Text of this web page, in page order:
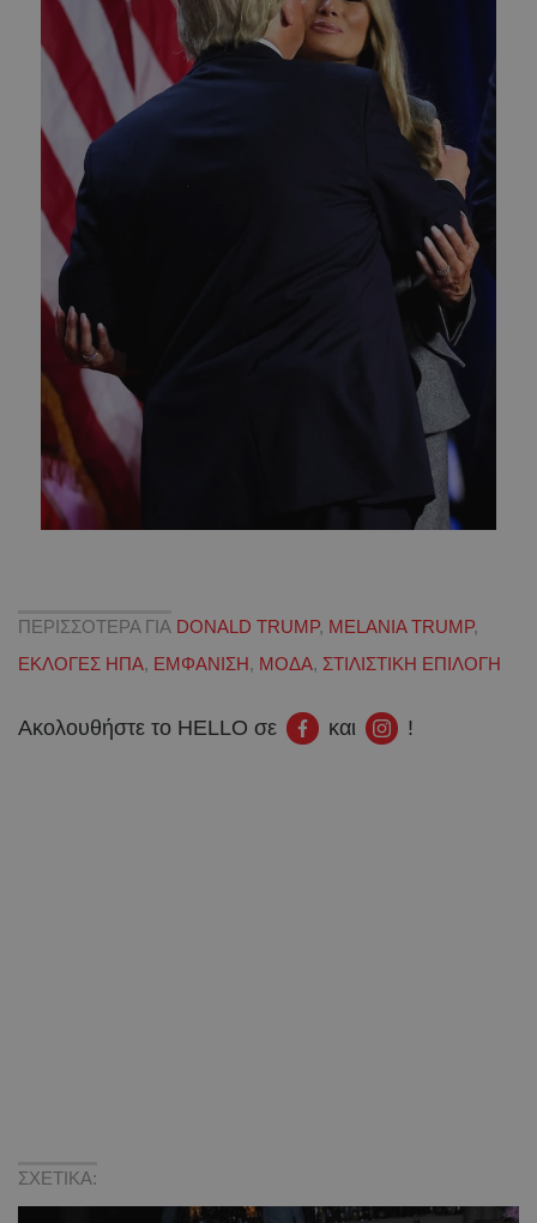
ΠΕΡΙΣΣΟΤΕΡΑ ΓΙΑ DONALD TRUMP, MELANIA TRUMP,
ΕΚΛΟΓΕΣ ΗΠΑ, ΕΜΦΑΝΙΣΗ, ΜΟΔΑ, ΣΤΙΛΙΣΤΙΚΗ ΕΠΙΛΟΓΗ
Ακολουθήστε το HELLO σε και !
ΣΧΕΤΙΚΑ: